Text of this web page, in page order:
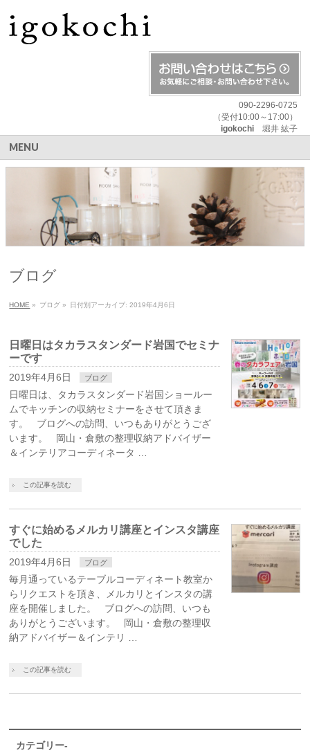
090-2296-0725
（受付10:00～17:00）
igokochi堀井 紘子
MENU
ブログ
HOME » ブログ » 日付別アーカイブ: 2019年4月6日
日曜日はタカラスタンダード岩国でセミナ
ーです
2019年4月6日 ブログ
日曜日は、タカラスタンダード岩国ショールー
ムでキッチンの収納セミナーをさせて頂きま
す。 ブログへの訪問、いつもありがとうござ
います。 岡山・倉敷の整理収納アドバイザー
＆インテリアコーディネータ …
この記事を読む
すぐに始めるメルカリ講座とインスタ講座
でした
2019年4月6日 ブログ
毎月通っているテーブルコーディネート教室か
らリクエストを頂き、メルカリとインスタの講
座を開催しました。 ブログへの訪問、いつも
ありがとうございます。 岡山・倉敷の整理収
納アドバイザー＆インテリ …
この記事を読む
カテゴリー-